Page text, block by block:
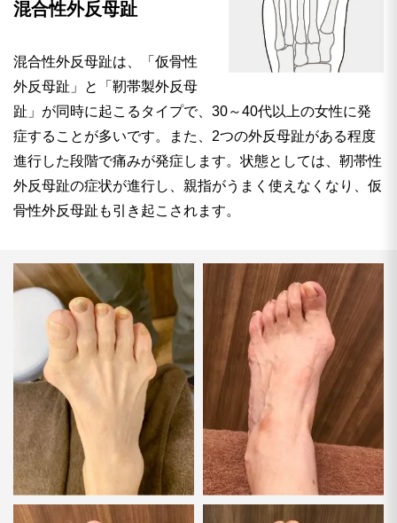
混合性外反母趾
混合性外反母趾は、「仮骨性
外反母趾」と「靭帯製外反母
趾」が同時に起こるタイプで、30～40代以上の女性に発
症することが多いです。また、2つの外反母趾がある程度
進行した段階で痛みが発症します。状態としては、靭帯性
外反母趾の症状が進行し、親指がうまく使えなくなり、仮
骨性外反母趾も引き起こされます。